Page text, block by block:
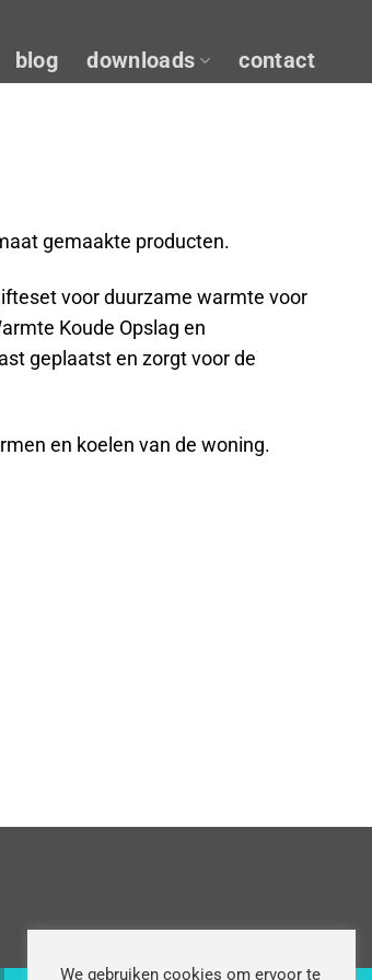
blog downloads contact
gemaakte producten.
voor duurzame warmte voor
Koude Opslag en
geplaatst en zorgt voor de
en koelen van de woning.
We gebruiken cookies om ervoor te